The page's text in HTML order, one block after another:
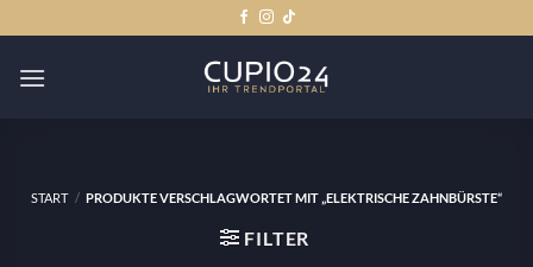
Inhalt
springen
START / PRODUKTE VERSCHLAGWORTET MIT „ELEKTRISCHE ZAHNBÜRSTE“
FILTER